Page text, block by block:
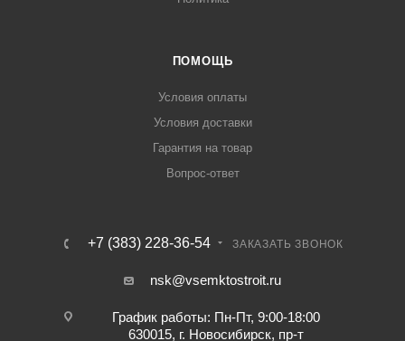
ПОМОЩЬ
Условия оплаты
Условия доставки
Гарантия на товар
Вопрос-ответ
+7 (383) 228-36-54 ЗАКАЗАТЬ ЗВОНОК
nsk@vsemktostroit.ru
График работы: Пн-Пт, 9:00-18:00
630015, г. Новосибирск, пр-т